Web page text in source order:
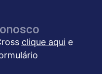
clique aquie